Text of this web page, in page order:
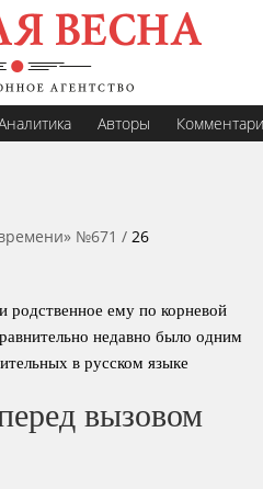
Авторы
№671 / 26
родственное ему по корневой
недавно было одним
в русском языке
вызовом